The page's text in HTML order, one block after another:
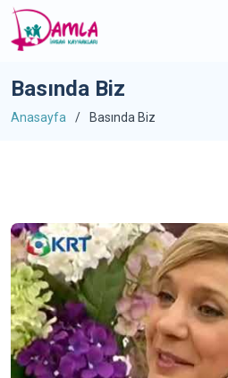
Basında Biz
Anasayfa Basında Biz